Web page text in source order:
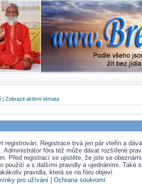
| Zobrazit aktivní témata
registrován. Registrace trvá jen pár vteřin a
Administrátor fóra též může dávat rozšířené
Před registrací se ujistěte, že jste se
použití a s dalšími pravidly a ujednáními. Také
pravidla, která se na fóru objeví.
pro užívání
Ochrana soukromí